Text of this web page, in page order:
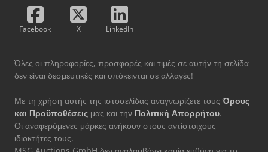
Facebook X LinkedIn
Όλες οι πληροφορίες, προσφορές και τιμές σε αυτήν τη σελίδα
δεν είναι δεσμευτικές και υπόκεινται σε αλλαγές!
Με τη χρήση αυτής της ιστοσελίδας αναγνωρίζετε τους Όρους
και Προϋποθέσεις μας και την Πολιτική Απορρήτου.
Οι αναφερόμενες μάρκες ανήκουν στους αντίστοιχους
ιδιοκτήτες τους.